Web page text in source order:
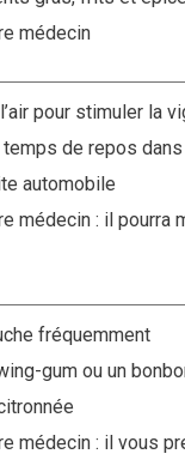
médecin
pour stimuler la
de repos
automobile
médecin : il
fréquemment
gum ou un
médecin : il vous